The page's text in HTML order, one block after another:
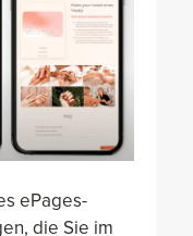
ePages-
die Sie im